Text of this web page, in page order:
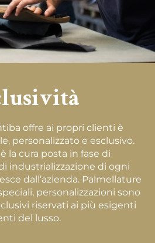
offre ai propri clienti è
personalizzato e esclusivo.
la cura posta in fase di
industrializzazione di ogni
dall’azienda. Palmellature
personalizzazioni sono
riservati ai più esigenti
del lusso.